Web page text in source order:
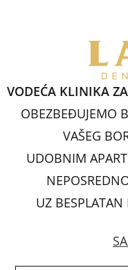
o
o
k
A
p
p
VODEĆA KLINIKA
OBEZBEĐUJEMO
VAŠEG
UDOBNIM
UZ BESPLATAN